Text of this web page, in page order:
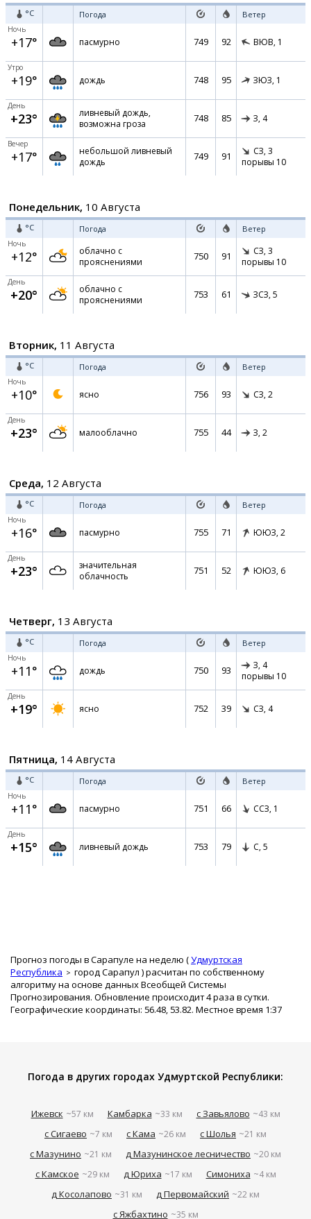
°C Погода Ветер
Ночь
+17° пасмурно 749 92 ВЮВ, 1
Утро
+19° дождь 748 95 ЗЮЗ, 1
День
+23°
ливневый дождь,
возможна гроза
748 85 З, 4
Вечер
+17°
небольшой ливневый
дождь
749 91 СЗ, 3
порывы 10
Понедельник, 10 Августа
°C Погода Ветер
Ночь
+12°
облачно с
прояснениями
750 91 СЗ, 3
порывы 10
День
+20°
облачно с
прояснениями
753 61 ЗСЗ, 5
Вторник, 11 Августа
°C Погода Ветер
Ночь
+10° ясно 756 93 СЗ, 2
День
+23° малооблачно 755 44 З, 2
Среда, 12 Августа
°C Погода Ветер
Ночь
+16° пасмурно 755 71 ЮЮЗ, 2
День
+23°
значительная
облачность
751 52 ЮЮЗ, 6
Четверг, 13 Августа
°C Погода Ветер
Ночь
+11° дождь 750 93 З, 4
порывы 10
День
+19° ясно 752 39 СЗ, 4
Пятница, 14 Августа
°C Погода Ветер
Ночь
+11° пасмурно 751 66 ССЗ, 1
День
+15° ливневый дождь 753 79 С, 5
Прогноз погоды в Сарапуле на неделю (Удмуртская
Республика
город Сарапул ) расчитан по собственному
алгоритму на основе данных Всеобщей Системы
Прогнозирования. Обновление происходит 4 раза в сутки.
Географические координаты: 56.48, 53.82. Местное время 1:37
Погода в других городах Удмуртской Республики:
Ижевск ~57 км Камбарка ~33 км с Завьялово ~43 км
с Сигаево ~7 км с Кама ~26 км с Шолья ~21 км
с Мазунино ~21 км д Мазунинское лесничество ~20 км
с Камское ~29 км д Юриха ~17 км Симониха ~4 км
д Косолапово ~31 км д Первомайский ~22 км
с Яжбахтино ~35 км